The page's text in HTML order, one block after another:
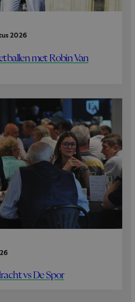
2026
met Robin Van
vs De Spor